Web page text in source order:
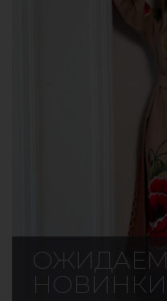
ОЖИДАЕМ
НОВИНКИ